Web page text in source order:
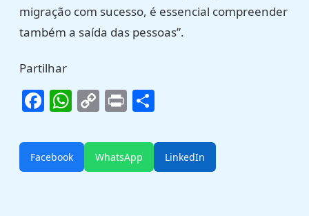
migração com sucesso, é essencial compreender
também a saída das pessoas”.
Partilhar
Facebook
WhatsApp
Copy
PrintShare
Facebook WhatsApp LinkedIn